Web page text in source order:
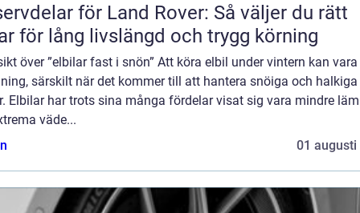
för Land Rover: Så väljer du rätt
för lång livslängd och trygg körning
över ”elbilar fast i snön” Att köra elbil under vintern kan vara
särskilt när det kommer till att hantera snöiga och halkiga
Elbilar har trots sina många fördelar visat sig vara mindre
väde...
01 augusti